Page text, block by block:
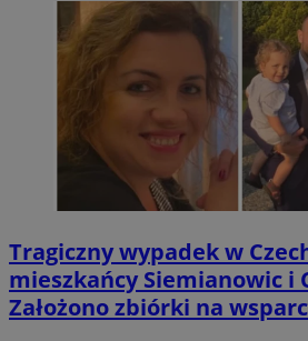
Tragiczny wypadek w
mieszkańcy Siemianowic i
Założono zbiórki na